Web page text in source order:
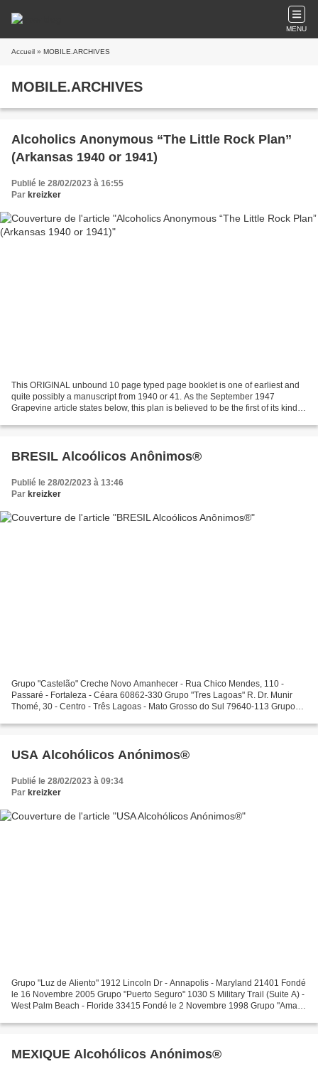
MENU
Accueil » MOBILE.ARCHIVES
MOBILE.ARCHIVES
Alcoholics Anonymous “The Little Rock Plan”
(Arkansas 1940 or 1941)
Publié le 28/02/2023 à 16:55
Par kreizker
This ORIGINAL unbound 10 page typed page booklet is one of earliest and
quite possibly a manuscript from 1940 or 41. As the September 1947
Grapevine article states below, this plan is believed to be the first of its kind
BRESIL Alcoólicos Anônimos®
Publié le 28/02/2023 à 13:46
Par kreizker
Grupo "Castelão" Creche Novo Amanhecer - Rua Chico Mendes, 110 -
Passaré - Fortaleza - Céara 60862-330 Grupo "Tres Lagoas" R. Dr. Munir
Thomé, 30 - Centro - Três Lagoas - Mato Grosso do Sul 79640-113 Grupo
USA Alcohólicos Anónimos®
Publié le 28/02/2023 à 09:34
Par kreizker
Grupo "Luz de Aliento" 1912 Lincoln Dr - Annapolis - Maryland 21401 Fondé
le 16 Novembre 2005 Grupo "Puerto Seguro" 1030 S Military Trail (Suite A) -
West Palm Beach - Floride 33415 Fondé le 2 Novembre 1998 Grupo "Amar y
MEXIQUE Alcohólicos Anónimos®